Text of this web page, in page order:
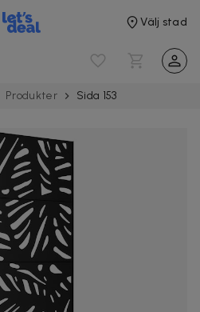
Välj stad
Produkter Sida 153